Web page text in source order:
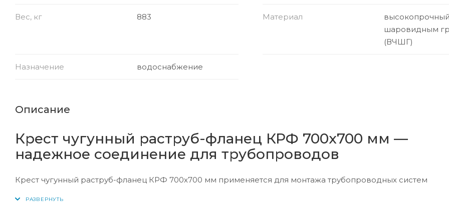
Вес, кг 883 Материал
высокопрочный
шаровидным
(ВЧШГ)
Назначение водоснабжение
Описание
Крест чугунный раструб-фланец КРФ 700х700 мм —
надежное соединение для трубопроводов
Крест чугунный раструб-фланец КРФ 700х700 мм применяется для монтажа трубопроводных систем